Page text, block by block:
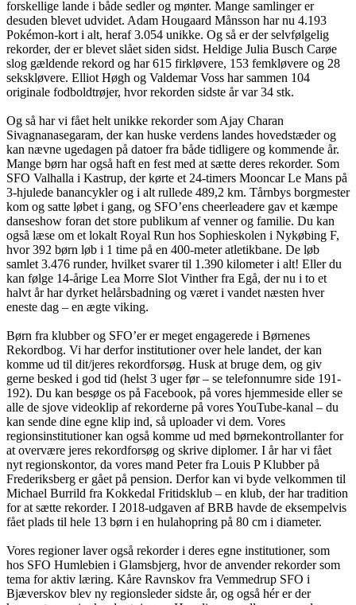
forskellige lande i både sedler og mønter. Mange samlinger er
desuden blevet udvidet. Adam Hougaard Månsson har nu 4.193
Pokémon-kort i alt, heraf 3.054 unikke. Og så er der selvfølgelig
rekorder, der er blevet slået siden sidst. Heldige Julia Busch Carøe
slog gældende rekord og har 615 firkløvere, 153 femkløvere og 28
sekskløvere. Elliot Høgh og Valdemar Voss har sammen 104
originale fodboldtrøjer, hvor rekorden sidste år var 34 stk.
Og så har vi fået helt unikke rekorder som Ajay Charan
Sivagnanasegaram, der kan huske verdens landes hovedstæder og
kan nævne ugedagen på datoer fra både tidligere og kommende år.
Mange børn har også haft en fest med at sætte deres rekorder. Som
SFO Valhalla i Kastrup, der kørte et 24-timers Mooncar Le Mans på
3-hjulede banancykler og i alt rullede 489,2 km. Tårnbys borgmester
kom og satte løbet i gang, og SFO’ens cheerleadere gav et kæmpe
danseshow foran det store publikum af venner og familie. Du kan
også læse om et lokalt Royal Run hos Sophieskolen i Nykøbing F,
hvor 392 børn løb i 1 time på en 400-meter atletikbane. De løb
samlet 3.476 runder, hvilket svarer til 1.390 kilometer i alt! Eller du
kan følge 14-årige Lea Morre Slot Vinther fra Egå, der nu i to et
halvt år har dyrket helårsbadning og været i vandet næsten hver
eneste dag – en ægte viking.
Børn fra klubber og SFO’er er meget engagerede i Børnenes
Rekordbog. Vi har derfor institutioner over hele landet, der kan
komme ud til dit/jeres rekordforsøg. Husk at bruge dem, og giv
gerne besked i god tid (helst 3 uger før – se telefonnumre side 191-
192). Du kan besøge os på Facebook, på vores hjemmeside eller se
alle de sjove videoklip af rekorderne på vores YouTube-kanal – du
kan sende dine egne klip ind, så uploader vi dem. Vores
regionsinstitutioner kan også komme ud med børnekontrollanter for
at overvære jeres rekordforsøg og skrive diplomer. I år har vi fået
nyt regionskontor, da vores mand Peter fra Louis P Klubber på
Frederiksberg er gået på pension. Derfor kan vi byde velkommen til
Michael Burrild fra Kokkedal Fritidsklub – en klub, der har tradition
for at sætte rekorder. I 2018-udgaven af BRB havde de eksempelvis
fået plads til hele 13 børn i en hulahopring på 80 cm i diameter.
Vores regioner laver også rekorder i deres egne institutioner, som
hos SFO Humlebien i Glamsbjerg, hvor de anvender rekorder som
tema for aktiv læring. Kåre Ravnskov fra Vemmedrup SFO i
Bjæverskov blev ny regionsleder sidste år, og også hér er der